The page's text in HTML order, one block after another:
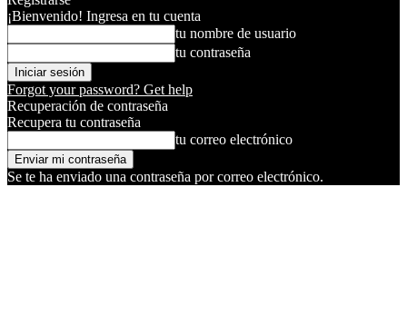
¡Bienvenido! Ingresa en tu cuenta
tu nombre de usuario
tu contraseña
Forgot your password? Get help
Recuperación de contraseña
Recupera tu contraseña
tu correo electrónico
Se te ha enviado una contraseña por correo electrónico.